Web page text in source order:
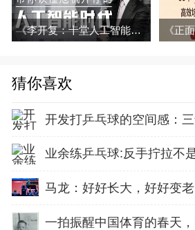
《李开复：十堂人工智能课》音频和文字解说全集百度云百度网盘下载
猜你喜欢
马龙：好好长大，好好变老